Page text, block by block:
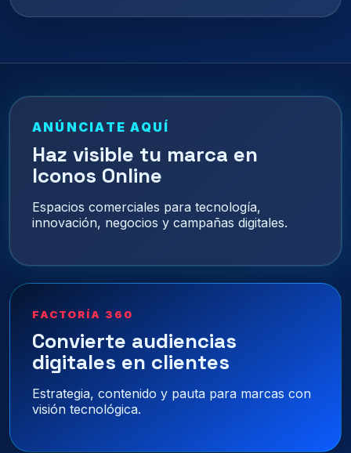
ANÚNCIATE AQUÍ
Haz visible tu marca en
Iconos Online
Espacios comerciales para tecnología,
innovación, negocios y campañas digitales.
FACTORÍA 360
Convierte audiencias
digitales en clientes
Estrategia, contenido y pauta para marcas con
visión tecnológica.